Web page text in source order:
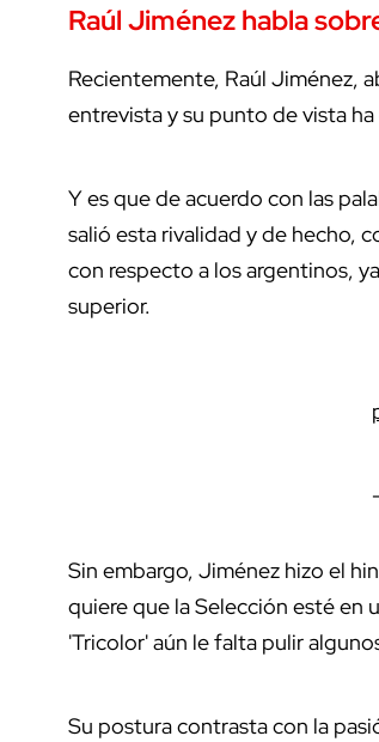
Raúl Jiménez habla
Recientemente, Raúl Jiménez,
entrevista y su punto de vista
Y es que de acuerdo con las
salió esta rivalidad y de hecho,
con respecto a los argentinos,
superior.
Sin embargo, Jiménez hizo el
quiere que la Selección esté en
'Tricolor' aún le falta pulir
Su postura contrasta con la